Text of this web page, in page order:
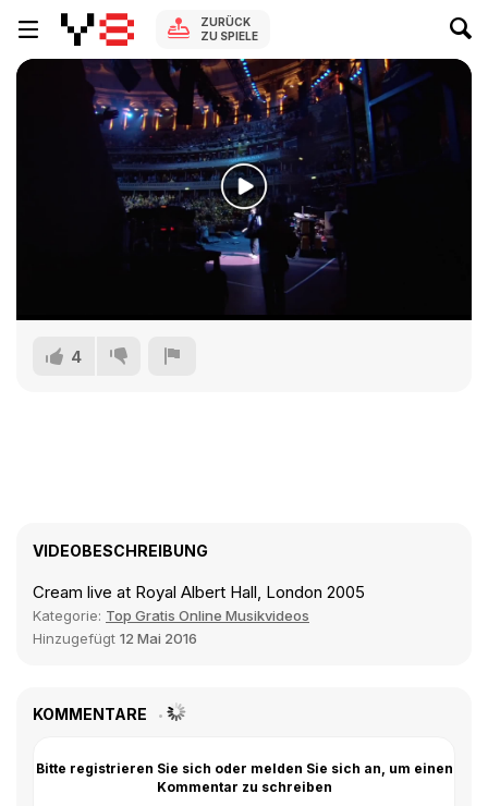
ZURÜCK
ZU SPIELE
4
VIDEOBESCHREIBUNG
Cream live at Royal Albert Hall, London 2005
Kategorie: Top Gratis Online Musikvideos
Hinzugefügt 12 Mai 2016
KOMMENTARE
Bitte registrieren Sie sich oder melden Sie sich an, um einen
Kommentar zu schreiben